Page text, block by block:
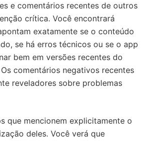
e comentários recentes de outros
crítica. Você encontrará
exatamente se o conteúdo
se há erros técnicos ou se o app
bem em versões recentes do
comentários negativos recentes
reveladores sobre problemas
que mencionem explicitamente o
deles. Você verá que